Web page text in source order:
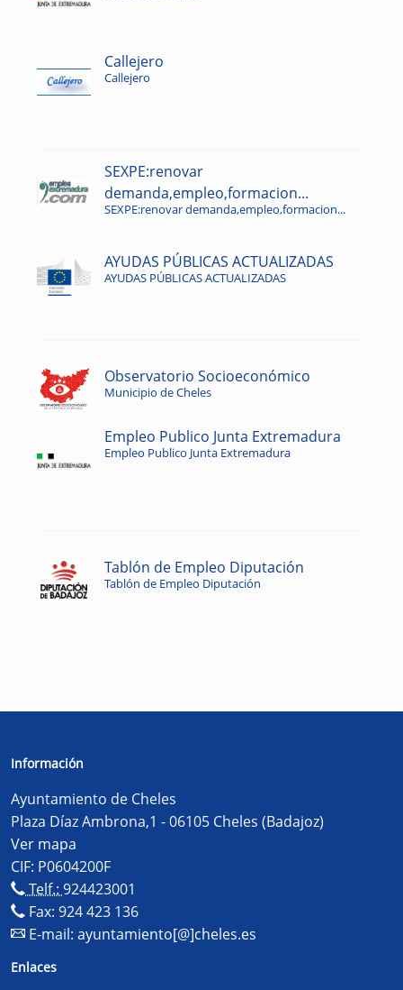
Callejero
Callejero
SEXPE:renovar
demanda,empleo,formacion...
SEXPE:renovar demanda,empleo,formacion...
AYUDAS PÚBLICAS ACTUALIZADAS
AYUDAS PÚBLICAS ACTUALIZADAS
Observatorio Socioeconómico
Municipio de Cheles
Empleo Publico Junta Extremadura
Empleo Publico Junta Extremadura
Tablón de Empleo Diputación
Tablón de Empleo Diputación
Información
Ayuntamiento de Cheles
Plaza Díaz Ambrona,1 - 06105 Cheles (Badajoz)
Ver mapa
CIF: P0604200F
Telf.: 924423001
Fax: 924 423 136
E-mail: ayuntamiento[@]cheles.es
Enlaces